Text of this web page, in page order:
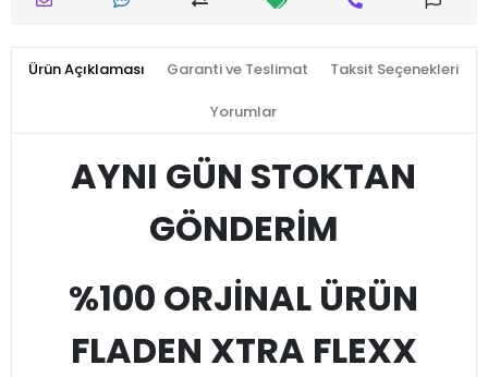
Ürün Açıklaması Garanti ve Teslimat Taksit Seçenekleri
Yorumlar
AYNI GÜN STOKTAN
GÖNDERİM
%100 ORJİNAL ÜRÜN
FLADEN XTRA FLEXX